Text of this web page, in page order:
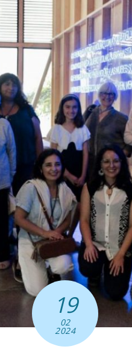
19
02
2024